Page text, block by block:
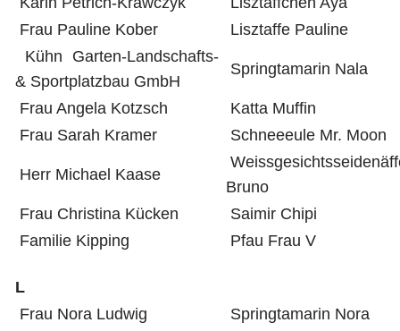
Frau Pauline Kober
Lisztaffe Pauline
Kühn Garten-Landschafts-
& Sportplatzbau GmbH
Springtamarin Nala
Frau Angela Kotzsch
Katta Muffin
Frau Sarah Kramer
Schneeeule Mr. Moon
Herr Michael Kaase
Bruno
Frau Christina Kücken
Saimir Chipi
Familie Kipping
Pfau Frau V
L
Frau Nora Ludwig
Springtamarin Nora